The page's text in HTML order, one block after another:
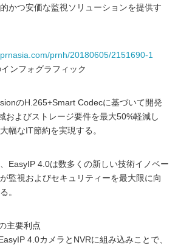
かつ安価な監視ソリューションを提供す
prnh/20180605/2151690-1
ンフォグラフィック
のH.265+Smart Codecに基づいて開発
およびストレージ要件を最大50%軽減し
幅なIT節約を実現する。
EasyIP 4.0は数多くの新しい技術イノベー
監視およびセキュリティーを最大限に向
。
主要利点
4.0カメラとNVRに組み込みことで、